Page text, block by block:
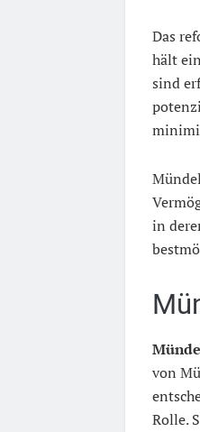
Das
hält
sind
in
von
Rolle.